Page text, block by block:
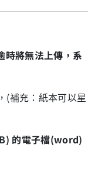
時將無法上傳，系
，(補充：紙本可以星
B) 的電子檔(word)